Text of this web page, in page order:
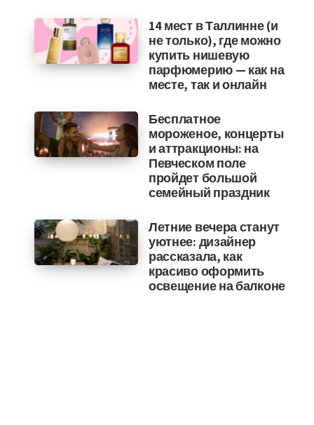
14 мест в Таллинне (и
не только), где можно
купить нишевую
парфюмерию — как на
месте, так и онлайн
Бесплатное
мороженое, концерты
и аттракционы: на
Певческом поле
пройдет большой
семейный праздник
Летние вечера станут
уютнее: дизайнер
рассказала, как
красиво оформить
освещение на балконе